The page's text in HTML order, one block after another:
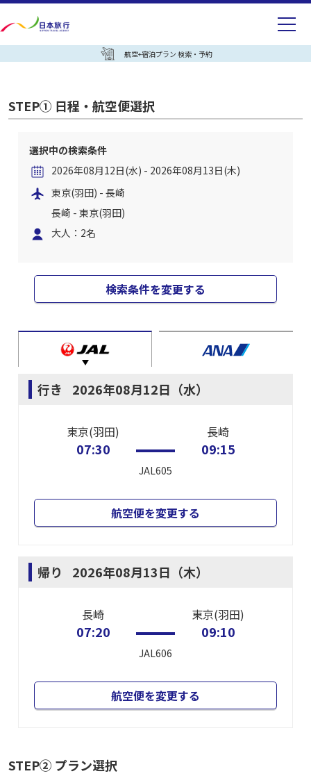
航空+宿泊プラン 検索・予約
STEP① 日程・航空便選択
選択中の検索条件
2026年08月12日(水) - 2026年08月13日(木)
東京(羽田) - 長崎
長崎 - 東京(羽田)
大人：2名
検索条件を変更する
行き 2026年08月12日（水）
東京(羽田)
07:30
JAL605
長崎
09:15
航空便を変更する
帰り 2026年08月13日（木）
長崎
07:20
JAL606
東京(羽田)
09:10
航空便を変更する
STEP② プラン選択